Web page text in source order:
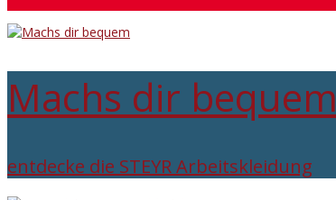
Machs dir bequem
entdecke die STEYR Arbeitskleidung